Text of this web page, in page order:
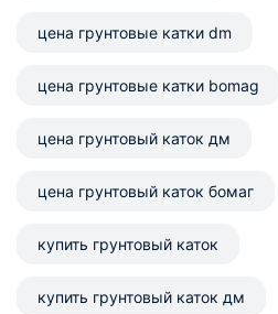
цена грунтовые катки dm
цена грунтовые катки bomag
цена грунтовый каток дм
цена грунтовый каток бомаг
купить грунтовый каток
купить грунтовый каток дм